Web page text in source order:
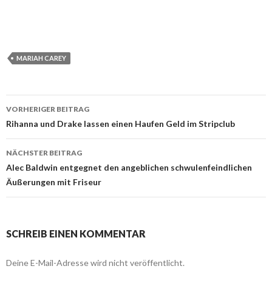
MARIAH CAREY
Beitragsnavigation
VORHERIGER BEITRAG
Rihanna und Drake lassen einen Haufen Geld im Stripclub
NÄCHSTER BEITRAG
Alec Baldwin entgegnet den angeblichen schwulenfeindlichen
Äußerungen mit Friseur
SCHREIB EINEN KOMMENTAR
Deine E-Mail-Adresse wird nicht veröffentlicht.